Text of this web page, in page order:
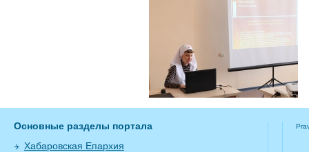
Основные разделы портала
Хабаровская Епархия